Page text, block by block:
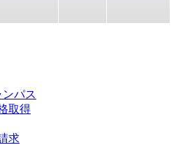
パス
取得
求